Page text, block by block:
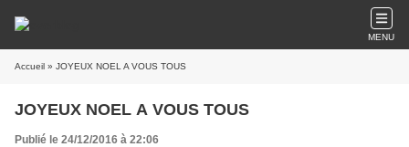
MENU
Accueil » JOYEUX NOEL A VOUS TOUS
JOYEUX NOEL A VOUS TOUS
Publié le 24/12/2016 à 22:06